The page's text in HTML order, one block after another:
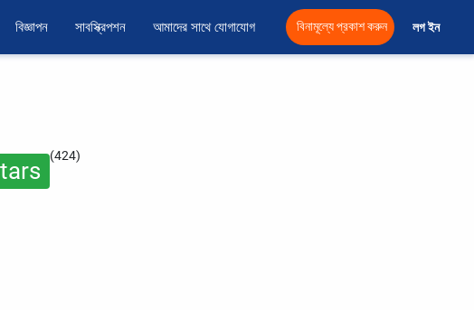
বিজ্ঞাপন সাবস্ক্রিপশন আমাদের সাথে যোগাযোগ বিনামূল্যে প্রকাশ করুন লগ ইন
(424)